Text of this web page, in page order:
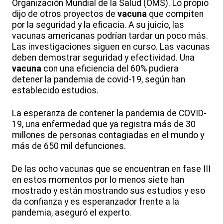
Organización Mundial de la Salud (OMS). Lo propio
dijo de otros proyectos de vacuna que compiten
por la seguridad y la eficacia. A su juicio, las
vacunas americanas podrían tardar un poco más.
Las investigaciones siguen en curso. Las vacunas
deben demostrar seguridad y efectividad. Una
vacuna con una eficiencia del 60% pudiera
detener la pandemia de covid-19, según han
establecido estudios.
La esperanza de contener la pandemia de COVID-
19, una enfermedad que ya registra más de 30
millones de personas contagiadas en el mundo y
más de 650 mil defunciones.
De las ocho vacunas que se encuentran en fase III
en estos momentos por lo menos siete han
mostrado y están mostrando sus estudios y eso
da confianza y es esperanzador frente a la
pandemia, aseguró el experto.